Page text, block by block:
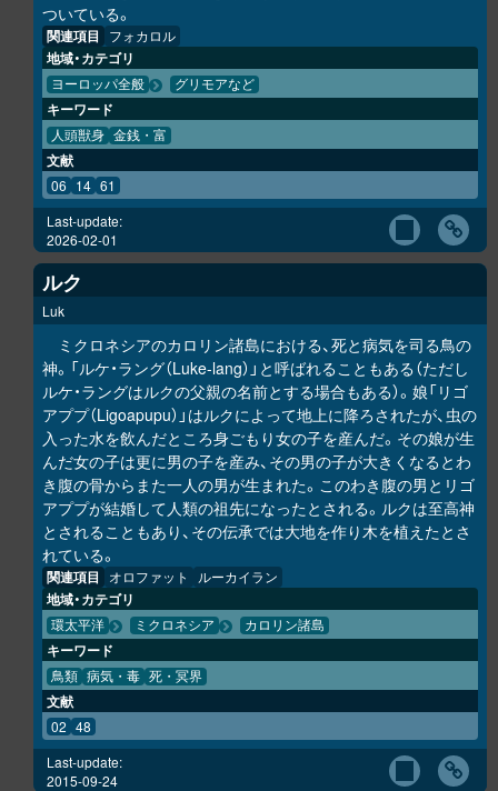
ついている。
関連項目 フォカロル
地域・カテゴリ
ヨーロッパ全般 グリモアなど
キーワード
人頭獣身 金銭・富
文献
06 14 61
Last-update:
2026-02-01
ルク
Luk
ミクロネシアのカロリン諸島における、死と病気を司る鳥の
神。「ルケ・ラング（Luke-lang）」と呼ばれることもある（ただし
ルケ・ラングはルクの父親の名前とする場合もある）。娘「リゴ
アププ（Ligoapupu）」はルクによって地上に降ろされたが、虫の
入った水を飲んだところ身ごもり女の子を産んだ。その娘が生
んだ女の子は更に男の子を産み、その男の子が大きくなるとわ
き腹の骨からまた一人の男が生まれた。このわき腹の男とリゴ
アププが結婚して人類の祖先になったとされる。ルクは至高神
とされることもあり、その伝承では大地を作り木を植えたとさ
れている。
関連項目 オロファット ルーカイラン
地域・カテゴリ
環太平洋 ミクロネシア カロリン諸島
キーワード
鳥類 病気・毒 死・冥界
文献
02 48
Last-update:
2015-09-24